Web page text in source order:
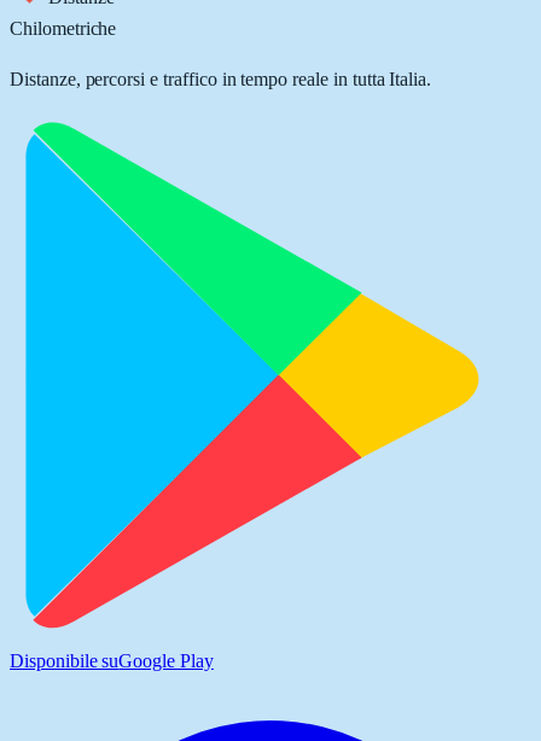
Chilometriche
Distanze, percorsi e traffico in tempo reale in tutta Italia.
Disponibile suGoogle Play